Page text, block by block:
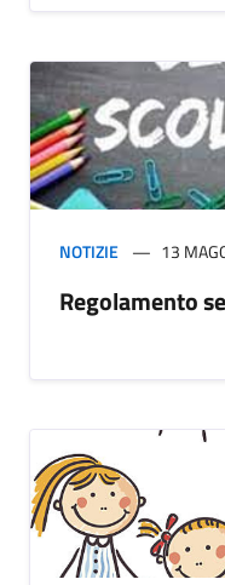
NOTIZIE 13
Regolamento